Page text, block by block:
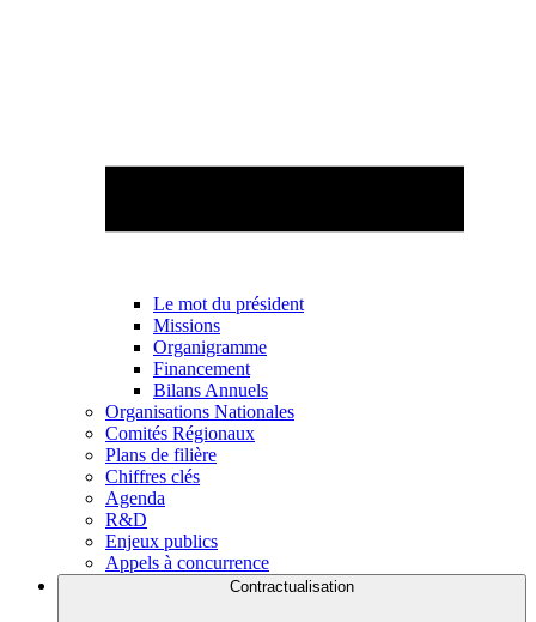
Le mot du président
Missions
Organigramme
Financement
Bilans Annuels
Organisations Nationales
Comités Régionaux
Plans de filière
Chiffres clés
Agenda
R&D
Enjeux publics
Appels à concurrence
Contractualisation